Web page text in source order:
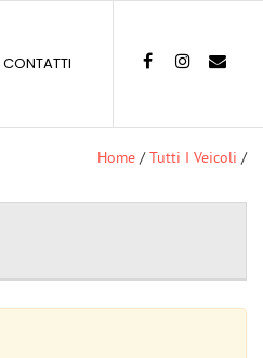
CONTATTI
Home /Tutti I Veicoli /